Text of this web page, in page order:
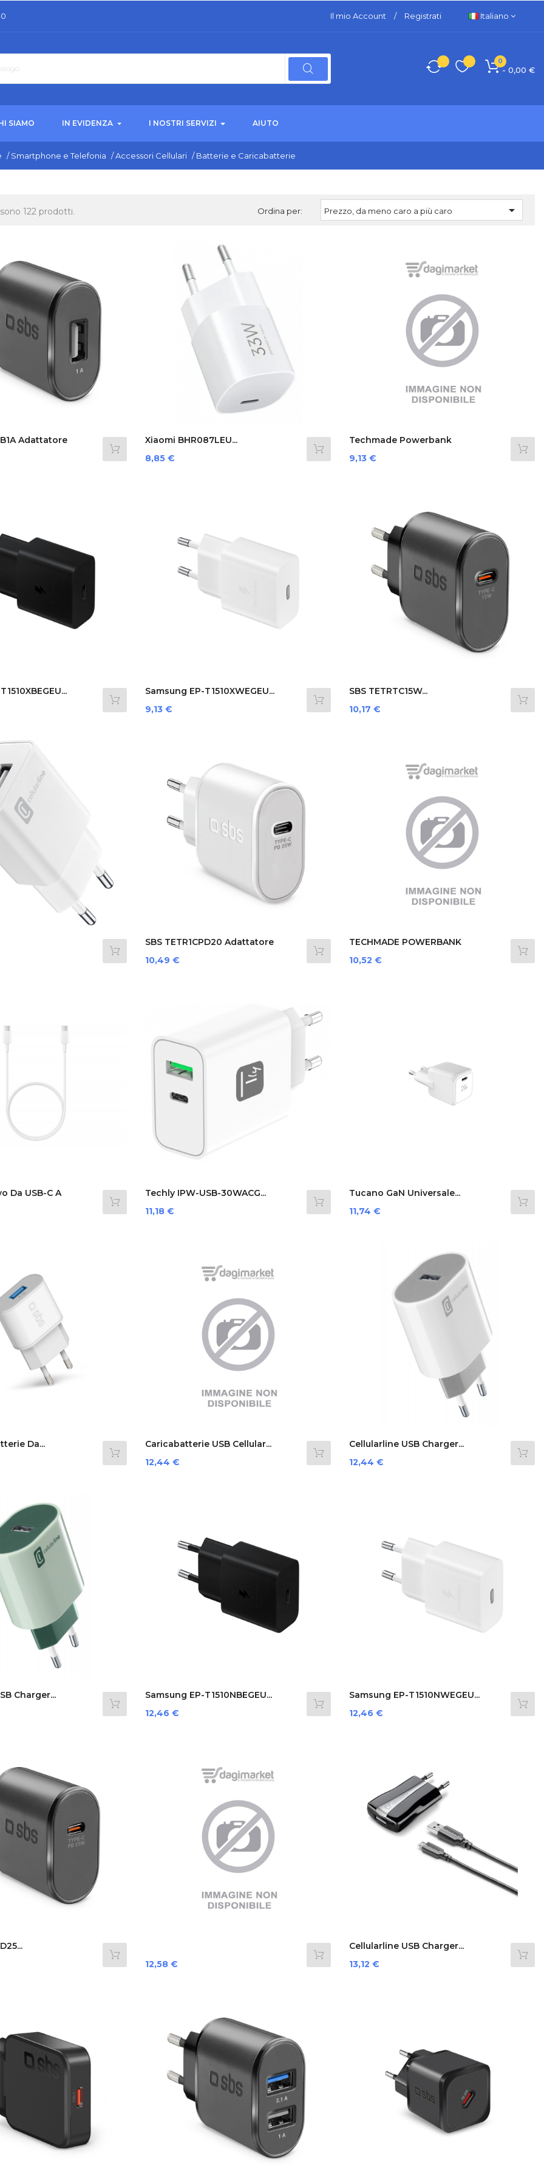
Il mio Account / Registrati Italiano
0
- 0,00 €
SIAMO IN EVIDENZA I NOSTRI SERVIZI AIUTO
/ Smartphone e Telefonia / Accessori Cellulari / Batterie e Caricabatterie
122 prodotti. Ordina per: Prezzo, da meno caro a più caro 
Adattatore
Xiaomi BHR087LEU...
Prezzo
8,85 €
Techmade Powerbank
Prezzo
9,13 €
Samsung EP-T1510XWEGEU...
Prezzo
9,13 €
SBS TETRTC15W...
Prezzo
10,17 €
SBS TETR1CPD20 Adattatore
Prezzo
10,49 €
TECHMADE POWERBANK
Prezzo
10,52 €
Da USB-C A
Techly IPW-USB-30WACG...
Prezzo
11,18 €
Tucano GaN Universale...
Prezzo
11,74 €
Da...
Caricabatterie USB Cellular...
Prezzo
12,44 €
Cellularline USB Charger...
Prezzo
12,44 €
Charger...
Samsung EP-T1510NBEGEU...
Prezzo
12,46 €
Samsung EP-T1510NWEGEU...
Prezzo
12,46 €
Prezzo
12,58 €
Cellularline USB Charger...
Prezzo
13,12 €